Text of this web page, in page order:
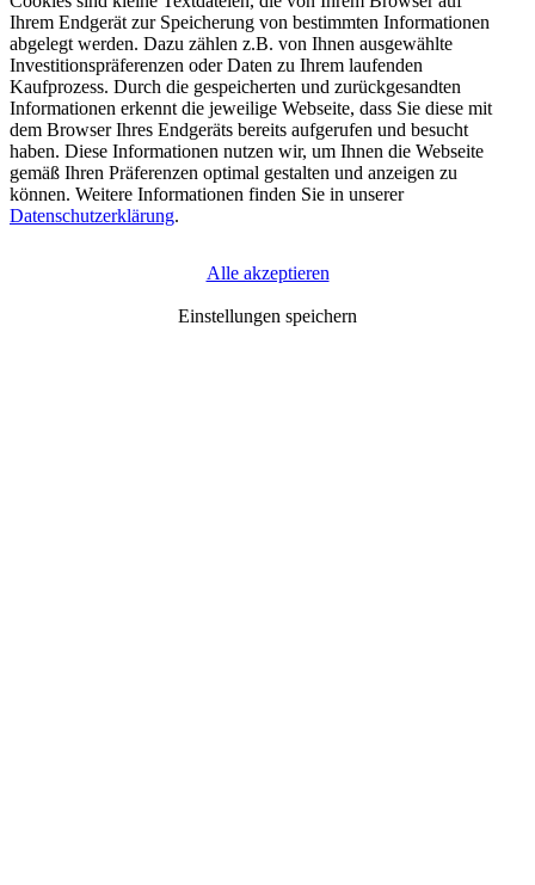
Ihrem Endgerät zur Speicherung von bestimmten Informationen
abgelegt werden. Dazu zählen z.B. von Ihnen ausgewählte
Investitionspräferenzen oder Daten zu Ihrem laufenden
Kaufprozess. Durch die gespeicherten und zurückgesandten
Informationen erkennt die jeweilige Webseite, dass Sie diese mit
dem Browser Ihres Endgeräts bereits aufgerufen und besucht
haben. Diese Informationen nutzen wir, um Ihnen die Webseite
gemäß Ihren Präferenzen optimal gestalten und anzeigen zu
können. Weitere Informationen finden Sie in unserer
Datenschutzerklärung.
Erforderliche Cookies(Klick für Info)
Einstellungen speichern
Alle akzeptieren